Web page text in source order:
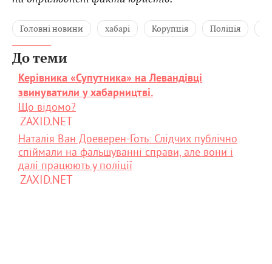
Головні новини хабарі Корупція Поліція
До теми
Керівника «Супутника» на Левандівці
звинуватили у хабарництві.
Що відомо?
ZAXID.NET
Наталія Ван Доеверен-Готь: Слідчих публічно
спіймали на фальшуванні справи, але вони і
далі працюють у поліції
ZAXID.NET